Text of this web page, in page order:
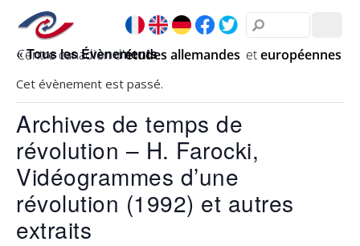
« Tous les Évènements
Cet évènement est passé.
Archives de temps de
révolution – H. Farocki,
Vidéogrammes d’une
révolution (1992) et autres
extraits